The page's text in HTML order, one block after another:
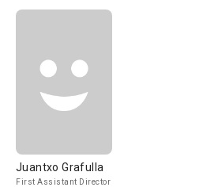
Juantxo Grafulla
First Assistant Director